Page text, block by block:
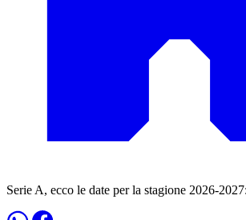
Serie A, ecco le date per la stagione 2026-